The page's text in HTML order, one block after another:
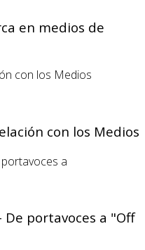
en medios de
con los Medios
De portavoces a "Off